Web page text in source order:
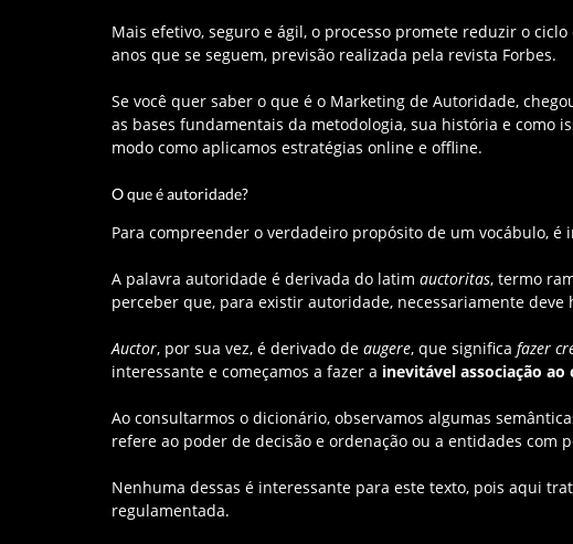
Mais efetivo, seguro e ágil, o processo promete reduzir o
anos que se seguem, previsão realizada pela revista Forbes.
Se você quer saber o que é o Marketing de Autoridade,
as bases fundamentais da metodologia, sua história e como
modo como aplicamos estratégias online e offline.
O que é autoridade?
Para compreender o verdadeiro propósito de um vocábulo, é
A palavra autoridade é derivada do latim auctoritas, termo
perceber que, para existir autoridade, necessariamente deve
Auctor, por sua vez, é derivado de augere, que significa fazer
interessante e começamos a fazer a inevitável associação
Ao consultarmos o dicionário, observamos algumas
refere ao poder de decisão e ordenação ou a entidades com
Nenhuma dessas é interessante para este texto, pois aqui
regulamentada.